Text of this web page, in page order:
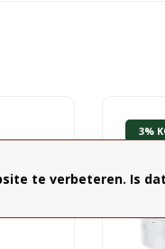
3%
te verbeteren. Is